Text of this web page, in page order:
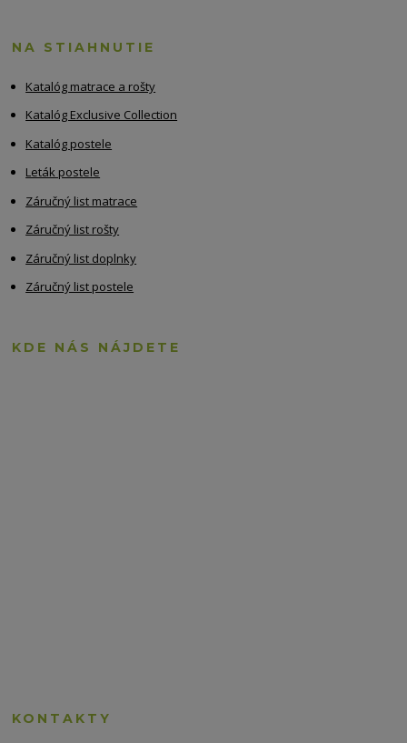
NA STIAHNUTIE
Katalóg matrace a rošty
Katalóg Exclusive Collection
Katalóg postele
Leták postele
Záručný list matrace
Záručný list rošty
Záručný list doplnky
Záručný list postele
KDE NÁS NÁJDETE
KONTAKTY